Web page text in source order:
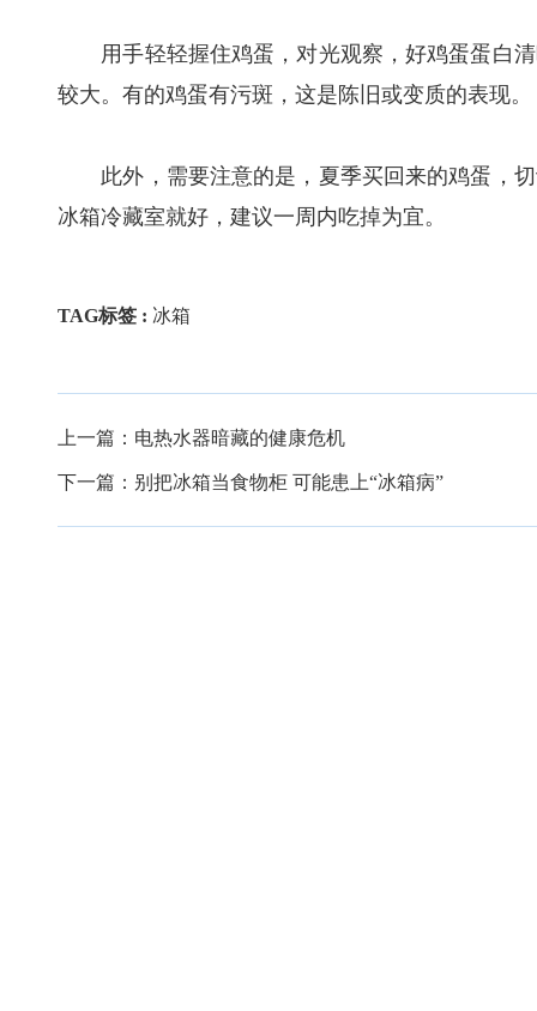
用手轻轻握住鸡蛋，对光观察，好鸡蛋蛋白清
较大。有的鸡蛋有污斑，这是陈旧或变质的表现。
此外，需要注意的是，夏季买回来的鸡蛋，切
冰箱冷藏室就好，建议一周内吃掉为宜。
TAG标签 : 冰箱
上一篇： 电热水器暗藏的健康危机
下一篇： 别把冰箱当食物柜 可能患上“冰箱病”